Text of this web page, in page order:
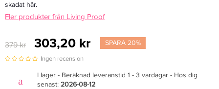
skadat hår.
Fler produkter från Living Proof
379 kr 303,20 kr SPARA 20%
Ingen recension
I lager - Beräknad leveranstid 1 - 3 vardagar - Hos dig
senast: 2026-08-12